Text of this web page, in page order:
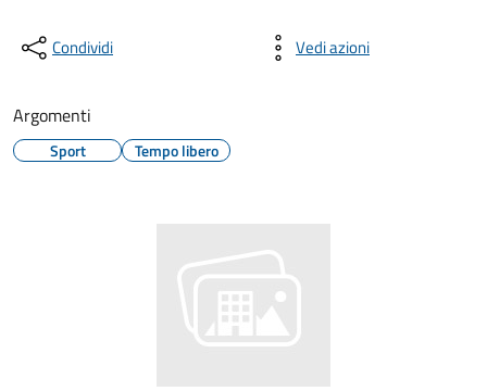
Condividi Vedi azioni
Argomenti
Sport Tempo libero